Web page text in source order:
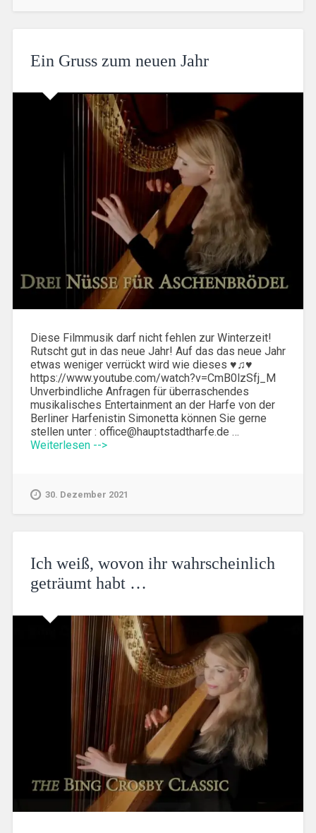
Ein Gruss zum neuen Jahr
Diese Filmmusik darf nicht fehlen zur Winterzeit!
Rutscht gut in das neue Jahr! Auf das das neue Jahr
etwas weniger verrückt wird wie dieses ♥♫♥
https://www.youtube.com/watch?v=CmB0lzSfj_M
Unverbindliche Anfragen für überraschendes
musikalisches Entertainment an der Harfe von der
Berliner Harfenistin Simonetta können Sie gerne
stellen unter : office@hauptstadtharfe.de …
Weiterlesen -->
30. Dezember 2021
Ich weiß, wovon ihr wahrscheinlich
geträumt habt …